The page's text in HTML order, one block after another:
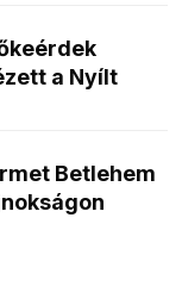
a Nyílt
Betlehem